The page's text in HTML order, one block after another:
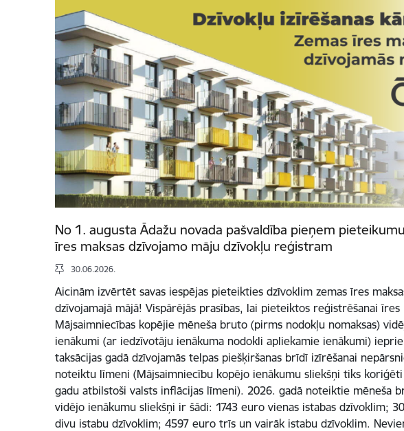
No 1. augusta Ādažu novada pašvaldība pieņem
īres maksas dzīvojamo māju dzīvokļu reģistram
30.06.2026.
Aicinām izvērtēt savas iespējas pieteikties dzīvoklim zemas īres
dzīvojamajā mājā! Vispārējās prasības, lai pieteiktos reģistrēšanai
Mājsaimniecības kopējie mēneša bruto (pirms nodokļu nomaksas)
ienākumi (ar iedzīvotāju ienākuma nodokli apliekamie ienākumi)
taksācijas gadā dzīvojamās telpas piešķiršanas brīdī izīrēšanai
noteiktu līmeni (Mājsaimniecību kopējo ienākumu sliekšņi tiks
gadu atbilstoši valsts inflācijas līmeni). 2026. gadā noteiktie mēneša
vidējo ienākumu sliekšņi ir šādi: 1743 euro vienas istabas dzīvoklim;
divu istabu dzīvoklim; 4597 euro trīs un vairāk istabu dzīvoklim.